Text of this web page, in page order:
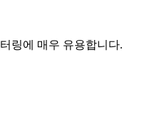
링에 매우 유용합니다.